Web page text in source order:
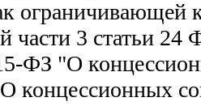
ограничивающей
части 3 статьи 24
ФЗ "О
концессионных